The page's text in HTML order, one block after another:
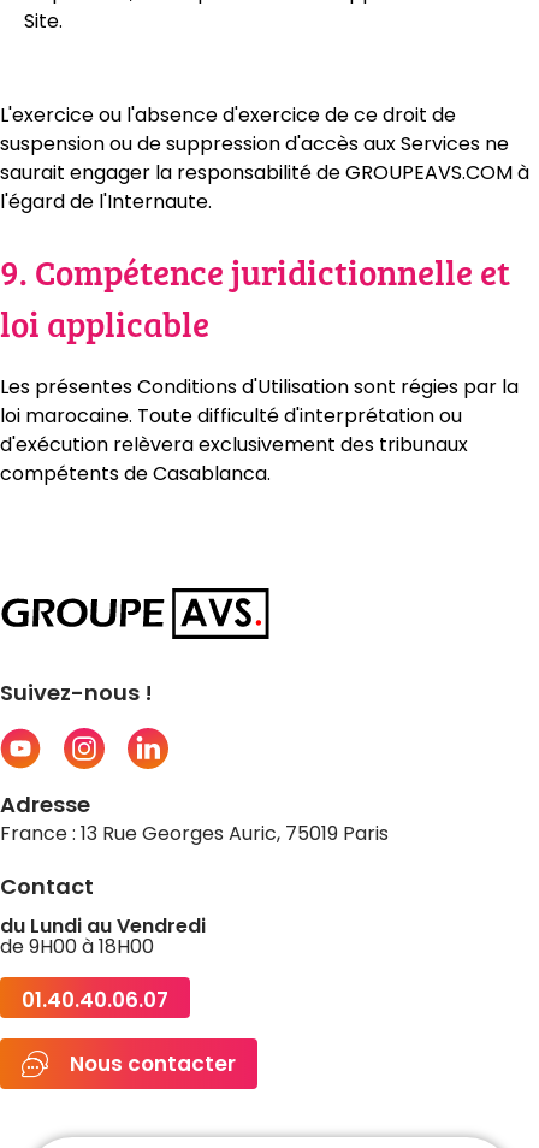
Site.
L'exercice ou l'absence d'exercice de ce droit de
suspension ou de suppression d'accès aux Services ne
saurait engager la responsabilité de GROUPEAVS.COM à
l'égard de l'Internaute.
9. Compétence juridictionnelle et
loi applicable
Les présentes Conditions d'Utilisation sont régies par la
loi marocaine. Toute difficulté d'interprétation ou
d'exécution relèvera exclusivement des tribunaux
compétents de Casablanca.
Suivez-nous !
Adresse
France : 13 Rue Georges Auric, 75019 Paris
Contact
du Lundi au Vendredi
de 9H00 à 18H00
01.40.40.06.07
Nous contacter